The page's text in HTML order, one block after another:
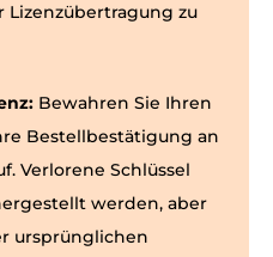
zu
Bewahren Sie Ihren
Bestellbestätigung an
Verlorene Schlüssel
werden, aber
ursprünglichen